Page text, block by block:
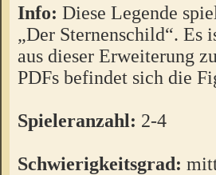
Info: Diese Legende
„Der Sternenschild“. Es
aus dieser Erweiterung
PDFs befindet sich die
Spieleranzahl: 2-4
Schwierigkeitsgrad: